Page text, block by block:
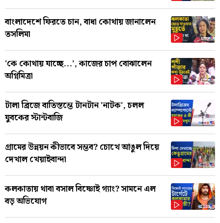
বাংলাদেশে ফিরতে চান, বাধা কোথায় জানালেন
তসলিমা
'কে কোথায় যাচ্ছে...', কাজের চাপ বোঝালেন
অগ্নিমিত্রা
টালা ব্রিজে বাতিস্তম্ভে টানটান 'নাটক', চলল
যুবকের স্টান্টবাজি
গ্রামের উন্নয়ন কীভাবে সম্ভব? চোখে আঙুল দিয়ে
দেখাল খেয়াইবান্দা
কলকাতায় থাবা বসাল বিষ্ণোই গ্যাং? সামনে এল
বড় অভিযোগ